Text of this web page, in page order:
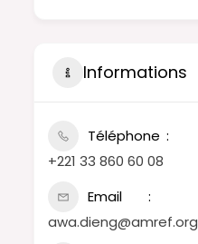
Informations
Téléphone
+221 33 860 60 08
Email
awa.dieng@amref.org